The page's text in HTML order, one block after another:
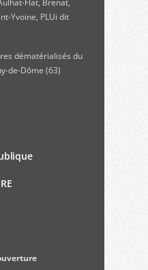
Flat, Brenat,
Yvoine, PLUi dit
dématérialisés du
de-Dôme (63)